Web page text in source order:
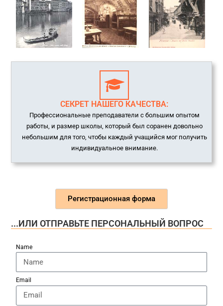
СЕКРЕТ НАШЕГО КАЧЕСТВА:
Профессиональные преподаватели с большим опытом
работы, и размер школы, который был соранен довольно
небольшим для того, чтобы каждый учащийся мог получить
индивидуальное внимание.
Регистрационная форма
...ИЛИ ОТПРАВЬТЕ ПЕРСОНАЛЬНЫЙ ВОПРОС
Name
Email